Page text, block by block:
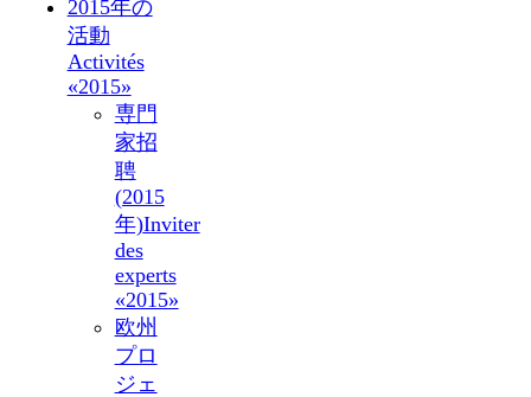
2015年の
活動
Activités
«2015»
専門
家招
聘
(2015
年)Inviter
des
experts
«2015»
欧州
プロ
ジェ